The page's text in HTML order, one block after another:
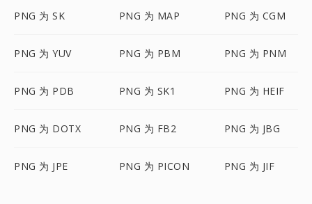
PNG 为 SK PNG 为 MAP PNG 为 CGM
PNG 为 YUV PNG 为 PBM PNG 为 PNM
PNG 为 PDB PNG 为 SK1 PNG 为 HEIF
PNG 为 DOTX PNG 为 FB2 PNG 为 JBG
PNG 为 JPE PNG 为 PICON PNG 为 JIF